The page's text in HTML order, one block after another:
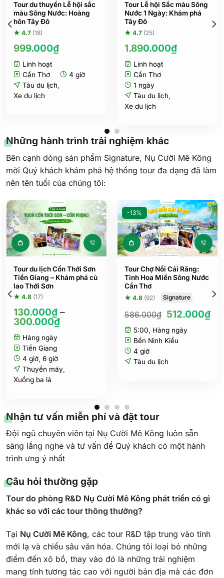
Tour du thuyền Lễ hội sắc
màu Sông Nước: Hoàng
hôn Tây Đô
★ 4.7 (18)
999.000₫
Linh hoạt
Cần Thơ
4 giờ
Tàu du lịch
Xe du lịch
Tour Lễ hội Sắc màu Sông
Nước 1 Ngày: Khám phá
Tây Đô
★ 4.7 (25)
1.890.000₫
Linh hoạt
Cần Thơ
1 ngày
Tàu du lịch
Xe du lịch
Những hành trình trải nghiệm khác
Bên cạnh dòng sản phẩm Signature, Nụ Cười Mê Kông
mời Quý khách khám phá hệ thống tour đa dạng đã làm
nên tên tuổi của chúng tôi:
Sản phẩm này có nhiều biến thể. Các tùy
Tour du lịch Cồn Thới Sơn
Tiền Giang – Khám phá cù
lao Thới Sơn
★ 4.8 (17)
130.000₫–
300.000₫
Hàng ngày
Tiền Giang
4 giờ, 6 giờ
Thuyền máy,
Xuồng ba lá
-13%
Tour Chợ Nổi Cái Răng:
Tinh Hoa Miền Sông Nước
Cần Thơ
★ 4.8 (92) Signature
586.000₫ Giá
là:
586.000₫.
512.000₫
5:00
Hàng ngày
Bến Ninh Kiều
4 giờ
Tàu du lịch
Nhận tư vấn miễn phí và đặt tour
Đội ngũ chuyên viên tại Nụ Cười Mê Kông luôn sẵn
sàng lắng nghe và tư vấn để Quý khách có một hành
trình ưng ý nhất
Câu hỏi thường gặp
Tour do phòng R&D Nụ Cười Mê Kông phát triển có gì
khác so với các tour thông thường?
Tại Nụ Cười Mê Kông, các tour R&D tập trung vào tính
mới lạ và chiều sâu văn hóa. Chúng tôi loại bỏ những
điểm đến xô bồ, thay vào đó là những trải nghiệm
mang tính tương tác cao với người bản địa mà các đơn